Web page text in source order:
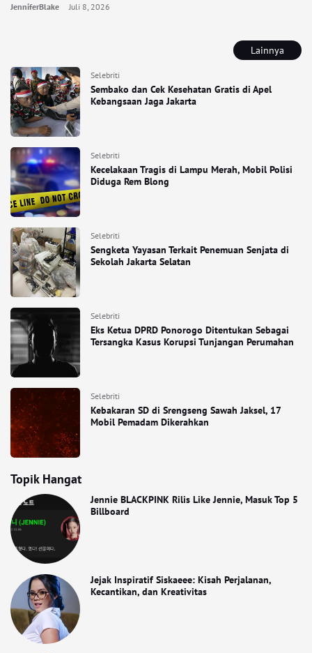
Lainnya
Selebriti
Sembako dan Cek Kesehatan Gratis di Apel
Kebangsaan Jaga Jakarta
Selebriti
Kecelakaan Tragis di Lampu Merah, Mobil Polisi
Diduga Rem Blong
Selebriti
Sengketa Yayasan Terkait Penemuan Senjata di
Sekolah Jakarta Selatan
Selebriti
Eks Ketua DPRD Ponorogo Ditentukan Sebagai
Tersangka Kasus Korupsi Tunjangan Perumahan
Selebriti
Kebakaran SD di Srengseng Sawah Jaksel, 17
Mobil Pemadam Dikerahkan
Topik Hangat
Jennie BLACKPINK Rilis Like Jennie, Masuk Top 5
Billboard
Jejak Inspiratif Siskaeee: Kisah Perjalanan,
Kecantikan, dan Kreativitas
JenniferBlake Juli 8, 2026